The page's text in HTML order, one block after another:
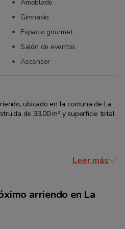
Amoblado
Gimnasio
Espacio gourmet
Salón de eventos
Ascensor
ubicado en la comuna de La
de 33.00 m² y superficie total
Leer más
arriendo en La